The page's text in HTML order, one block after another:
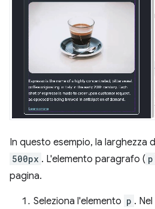
In questo esempio, la larghezza
500px . L'elemento paragrafo ( p
pagina.
Seleziona l'elemento p .